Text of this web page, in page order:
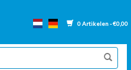
0 Artikelen - €0,00